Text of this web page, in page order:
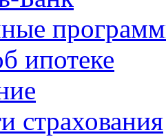
ипотеке
страхования